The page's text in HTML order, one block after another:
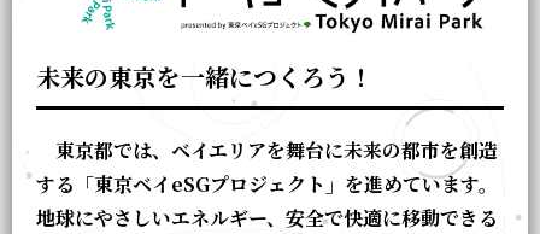
未来の東京を一緒につくろう！
東京都では、ベイエリアを舞台に未来の都市を創造
する「東京ベイeSGプロジェクト」を進めています。
地球にやさしいエネルギー、安全で快適に移動できる